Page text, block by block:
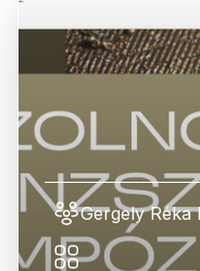
Gergely Réka